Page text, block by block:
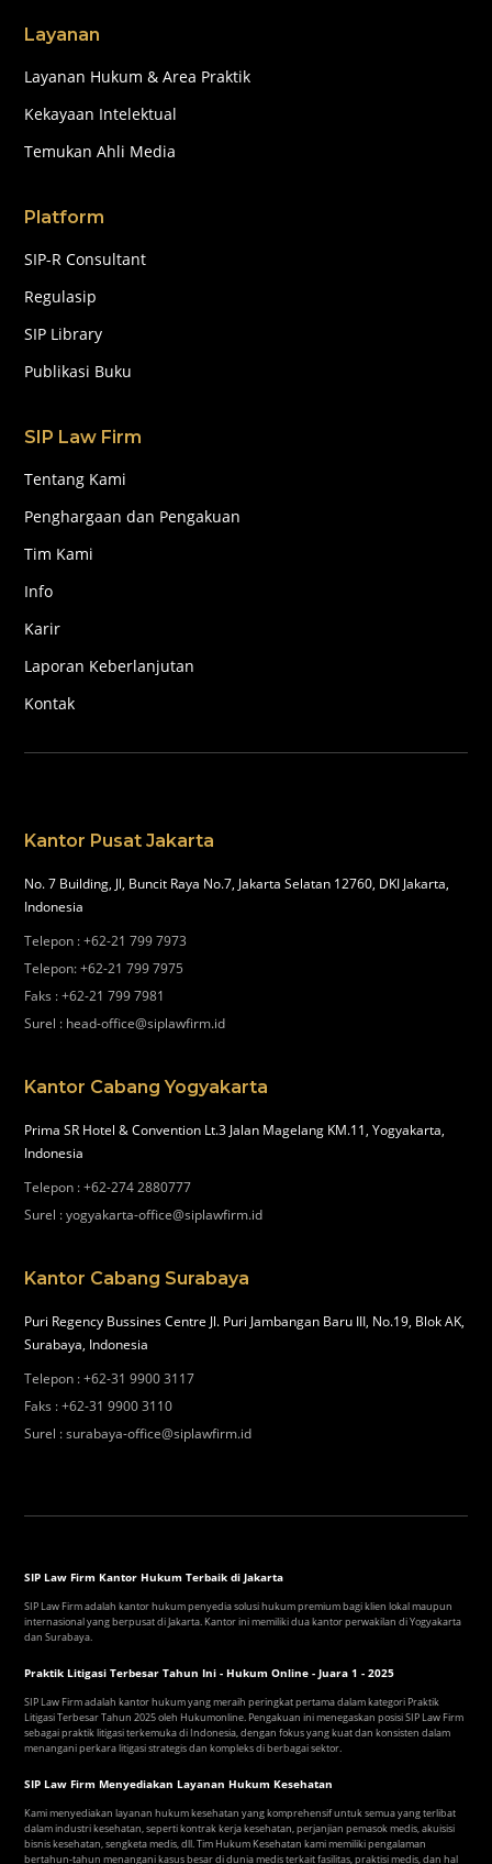
Layanan
Layanan Hukum & Area Praktik
Kekayaan Intelektual
Temukan Ahli Media
Platform
SIP-R Consultant
Regulasip
SIP Library
Publikasi Buku
SIP Law Firm
Tentang Kami
Penghargaan dan Pengakuan
Tim Kami
Info
Karir
Laporan Keberlanjutan
Kontak
Kantor Pusat Jakarta
No. 7 Building, Jl, Buncit Raya No.7, Jakarta Selatan 12760, DKI Jakarta,
Indonesia
Telepon :+62-21 799 7973
Telepon:+62-21 799 7975
Faks :+62-21 799 7981
Surel : head-office@siplawfirm.id
Kantor Cabang Yogyakarta
Prima SR Hotel & Convention Lt.3 Jalan Magelang KM.11, Yogyakarta,
Indonesia
Telepon :+62-274 2880777
Surel :yogyakarta-office@siplawfirm.id
Kantor Cabang Surabaya
Puri Regency Bussines Centre Jl. Puri Jambangan Baru III, No.19, Blok AK,
Surabaya, Indonesia
Telepon :+62-31 9900 3117
Faks :+62-31 9900 3110
Surel :surabaya-office@siplawfirm.id
SIP Law Firm Kantor Hukum Terbaik di Jakarta
SIP Law Firm adalah kantor hukum penyedia solusi hukum premium bagi klien lokal maupun
internasional yang berpusat di Jakarta. Kantor ini memiliki dua kantor perwakilan di Yogyakarta
dan Surabaya.
Praktik Litigasi Terbesar Tahun Ini - Hukum Online - Juara 1 - 2025
SIP Law Firm adalah kantor hukum yang meraih peringkat pertama dalam kategori Praktik
Litigasi Terbesar Tahun 2025 oleh Hukumonline. Pengakuan ini menegaskan posisi SIP Law Firm
sebagai praktik litigasi terkemuka di Indonesia, dengan fokus yang kuat dan konsisten dalam
menangani perkara litigasi strategis dan kompleks di berbagai sektor.
SIP Law Firm Menyediakan Layanan Hukum Kesehatan
Kami menyediakan layanan hukum kesehatan yang komprehensif untuk semua yang terlibat
dalam industri kesehatan, seperti kontrak kerja kesehatan, perjanjian pemasok medis, akuisisi
bisnis kesehatan, sengketa medis, dll. Tim Hukum Kesehatan kami memiliki pengalaman
bertahun-tahun menangani kasus besar di dunia medis terkait fasilitas, praktisi medis, dan hal